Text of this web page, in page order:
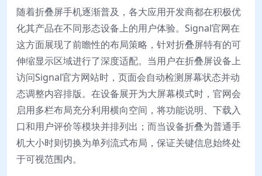
随着折叠屏手机逐渐普及，各大应用开发商都在积极优
化其产品在不同形态设备上的用户体验。Signal官网在
这方面展现了前瞻性的布局策略，针对折叠屏特有的可
伸缩显示区域进行了深度适配。当用户在折叠屏设备上
访问Signal官方网站时，页面会自动检测屏幕状态并动
态调整内容排版。在设备展开为大屏幕模式时，官网会
启用多栏布局充分利用横向空间，将功能说明、下载入
口和用户评价等模块并排列出；而当设备折叠为普通手
机大小时则切换为单列流式布局，保证关键信息始终处
于可视范围内。